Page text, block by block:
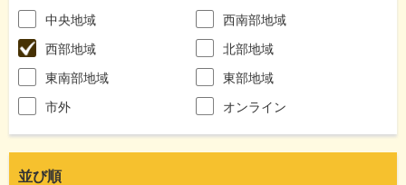
中央地域
西南部地域
西部地域
北部地域
東南部地域
東部地域
市外
オンライン
並び順